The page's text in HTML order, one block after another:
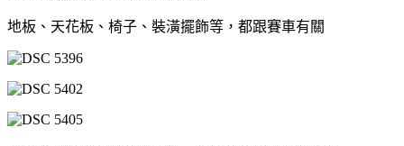
地板、天花板、椅子、裝潢擺飾等，都跟賽車有關